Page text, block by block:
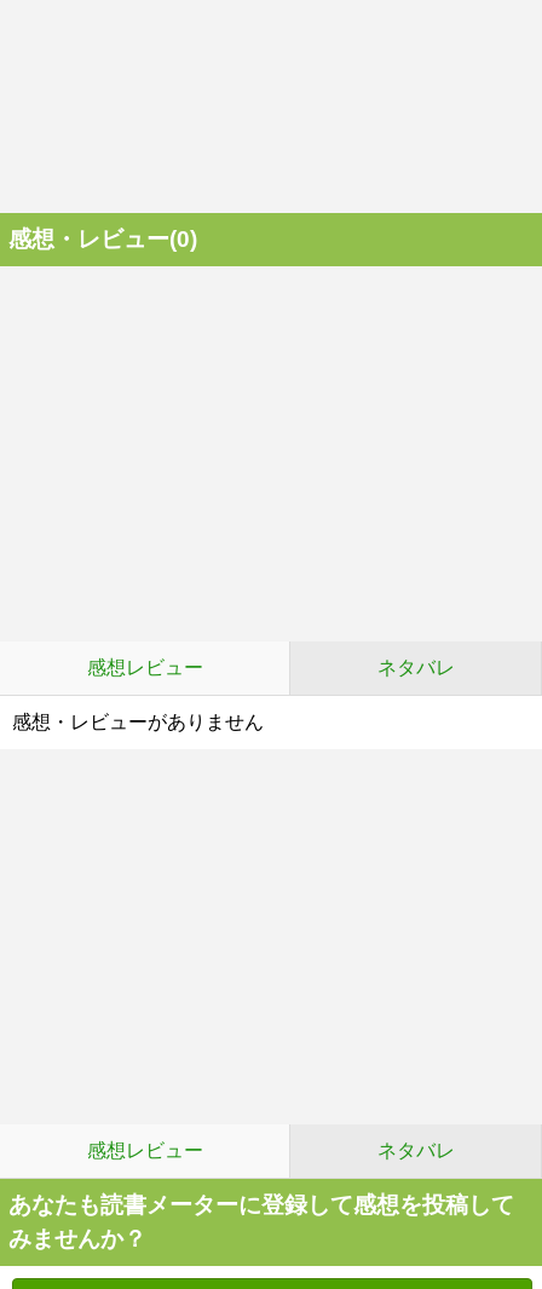
感想・レビュー(0)
感想レビュー ネタバレ
感想・レビューがありません
感想レビュー ネタバレ
あなたも読書メーターに登録して感想を投稿して
みませんか？